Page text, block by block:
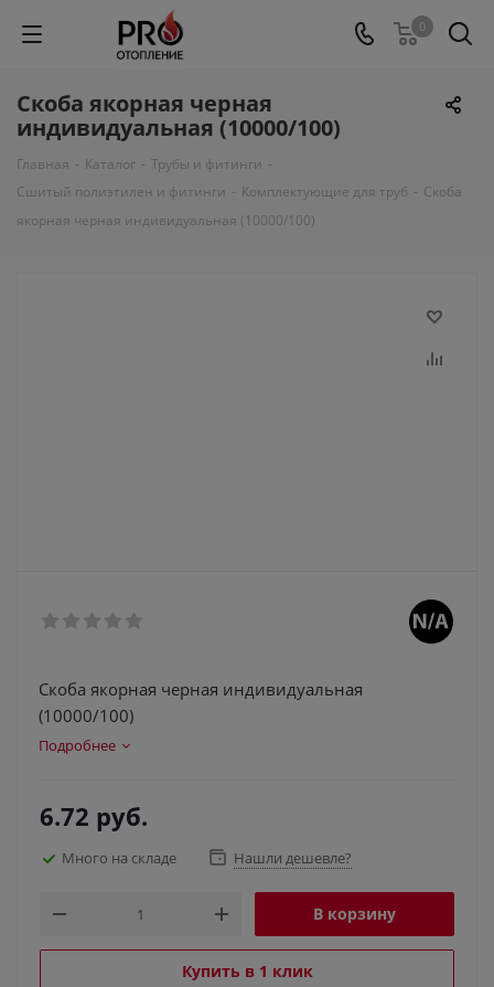
0
Скоба якорная черная
индивидуальная (10000/100)
Главная - Каталог - Трубы и фитинги -
Сшитый полиэтилен и фитинги - Комплектующие для труб - Скоба
якорная черная индивидуальная (10000/100)
Скоба якорная черная индивидуальная
(10000/100)
Подробнее
6.72 руб.
Много на складе Нашли дешевле?
В корзину
Купить в 1 клик